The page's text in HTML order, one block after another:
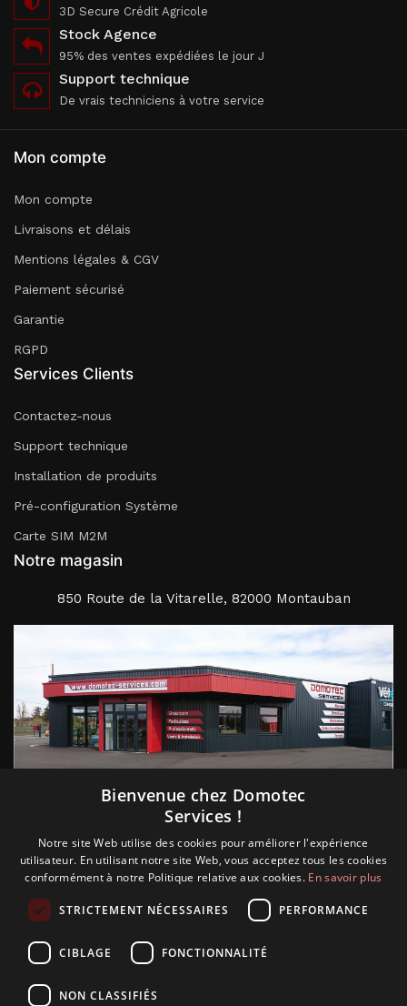
3D Secure Crédit Agricole
Stock Agence
95% des ventes expédiées le jour J
Support technique
De vrais techniciens à votre service
Mon compte
Mon compte
Livraisons et délais
Mentions légales & CGV
Paiement sécurisé
Garantie
RGPD
Services Clients
Contactez-nous
Support technique
Installation de produits
Pré-configuration Système
Carte SIM M2M
Notre magasin
850 Route de la Vitarelle, 82000 Montauban
Suivez nous
Bienvenue chez Domotec
Services !
Notre site Web utilise des cookies pour améliorer l'expérience
utilisateur. En utilisant notre site Web, vous acceptez tous les cookies
conformément à notre Politique relative aux cookies. En savoir plus
STRICTEMENT NÉCESSAIRES PERFORMANCE
CIBLAGE FONCTIONNALITÉ
NON CLASSIFIÉS